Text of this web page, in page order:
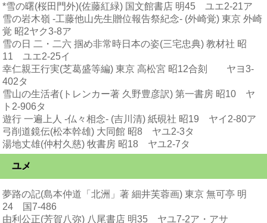
*雪の曙(桜田門外)(佐藤紅緑) 国文館書店 明45 ユエ2-21ア
雪の岩木嶺 -工藤他山先生贈位報告祭紀念- (外崎覚) 東京 外崎
覚 昭2ヤク3-8ア
雪の日 二・二六 掴め非常時日本の姿(三宅忠典) 教材社 昭
11 ユエ2-25イ
幸仁親王行実(芝葛盛等編) 東京 高松宮 昭12合刻 ヤヨ3-
402タ
雪山の生活者(トレンカー著 久野豊彦訳) 第一書房 昭10 ヤ
ト2-906タ
遊行 一遍上人 -仏々相念- (吉川清) 紙硯社 昭19 ヤイ2-80ア
弓削道鏡伝(松本幹雄) 大同館 昭8 ヤユ2-3タ
湯地丈雄(仲村久慈) 牧書房 昭18 ヤユ2-7タ
ユメ
夢路の記(島本仲道「北洲」著 細井芙蓉画) 東京 無可亭 明
24 国7-486
由利公正(芳賀八弥) 八尾書店 明35 ヤユ7-2ア・アサ